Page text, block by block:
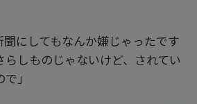
聞にしてもなんか嫌じゃったです
しものじゃないけど、されてい
」